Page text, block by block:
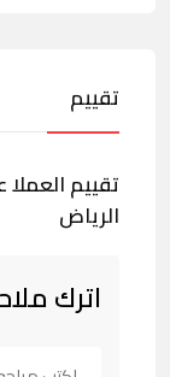
تقييم
تقييم
الرياض
اترك